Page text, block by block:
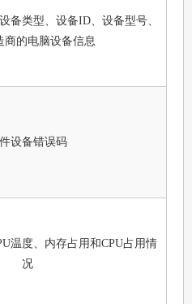
备类型、设备ID、设备型号、
商的电脑设备信息
设备错误码
温度、内存占用和CPU占用情
况